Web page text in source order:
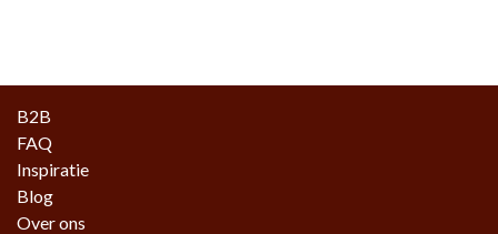
B2B
FAQ
Inspiratie
Blog
Over ons